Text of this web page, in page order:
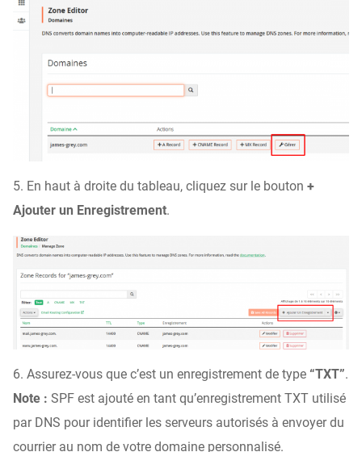
5. En haut à droite du tableau, cliquez sur le bouton +
Ajouter un Enregistrement.
6. Assurez-vous que c’est un enregistrement de type “TXT”.
Note : SPF est ajouté en tant qu’enregistrement TXT utilisé
par DNS pour identifier les serveurs autorisés à envoyer du
courrier au nom de votre domaine personnalisé.